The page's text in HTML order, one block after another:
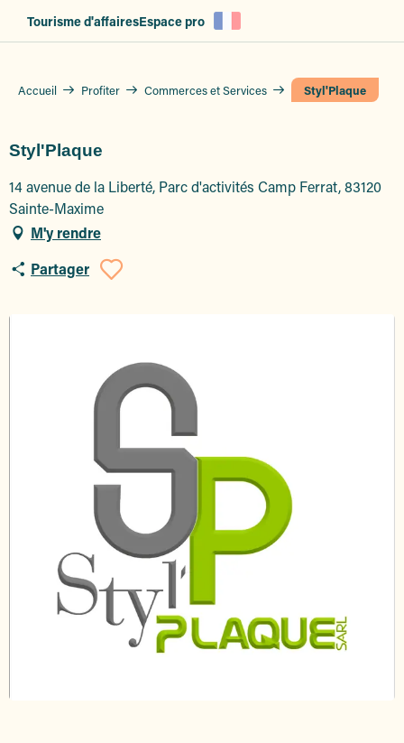
Tourisme d'affairesEspace pro
Accueil Profiter Commerces et Services Styl'Plaque
Styl'Plaque
14 avenue de la Liberté, Parc d'activités Camp Ferrat, 83120
Sainte-Maxime
M'y rendre
Partager
Ajouter aux favoris